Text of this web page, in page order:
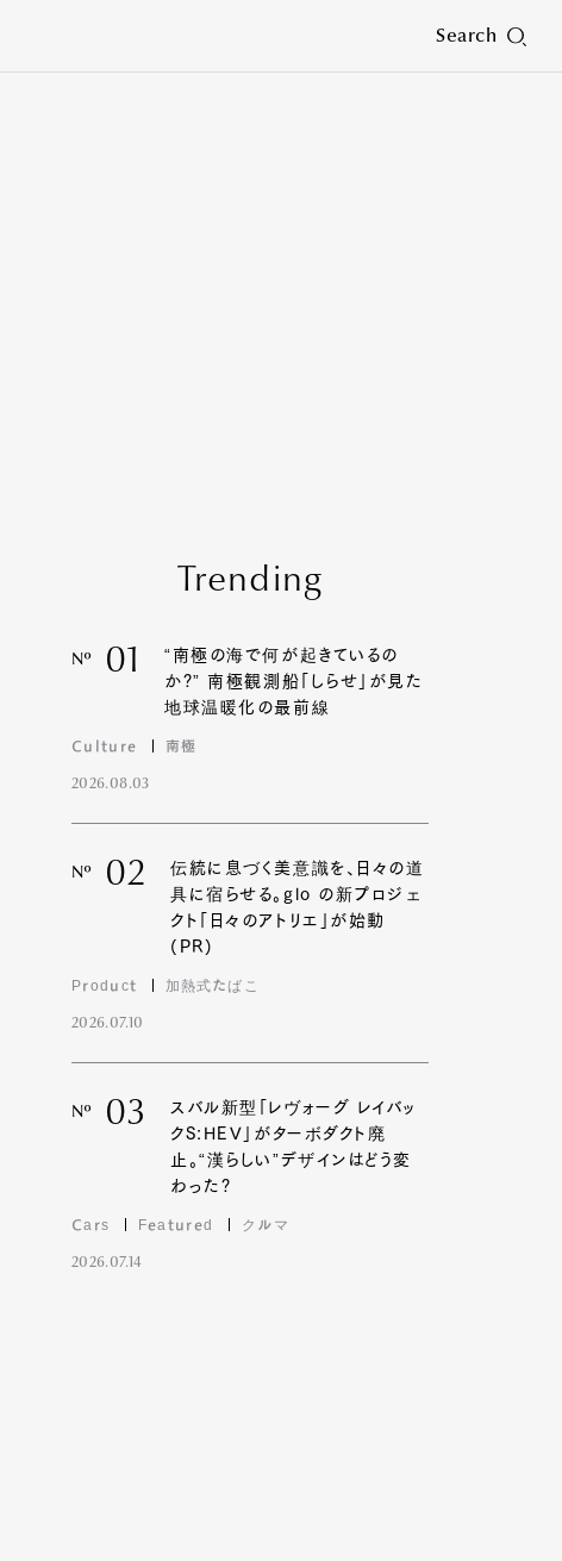
Search
Trending
Nº 01
“南極の海で何が起きているの
か?” 南極観測船「しらせ」が見た
地球温暖化の最前線
Culture 南極
2026.08.03
Nº 02
伝統に息づく美意識を、日々の道
具に宿らせる。glo の新プロジェ
クト「日々のアトリエ」が始動
(PR)
Product 加熱式たばこ
2026.07.10
Nº 03
スバル新型「レヴォーグ レイバッ
クS:HEV」がターボダクト廃
止。“漢らしい”デザインはどう変
わった?
Cars Featured クルマ
2026.07.14